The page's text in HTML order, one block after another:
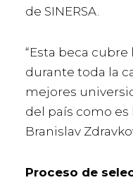
de SINERSA.
“Esta beca
durante toda la
mejores
del país como es
Branislav
Proceso de